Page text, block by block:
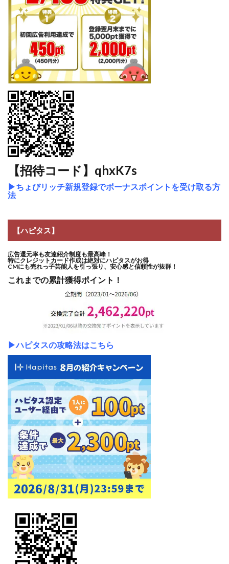
【招待コード】qhxK7s
▶ちょびリッチ新規登録でボーナスポイントを受け取る方
法
【ハピタス】
広告還元率も友達紹介制度も最高峰！
特にクレジットカード作成は絶対にハピタスがお得
CMにも売れっ子芸能人を引っ張り、安心感と信頼性が抜群！
これまでの累計獲得ポイント！
▶ハピタスの攻略法はこちら